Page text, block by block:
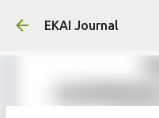
EKAI Journal